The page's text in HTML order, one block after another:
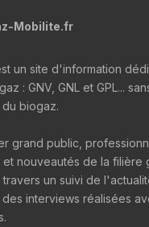
Mobilite.fr
un site d'information
: GNV, GNL et GPL...
biogaz.
grand public,
et nouveautés de la filière
travers un suivi de
interviews réalisées